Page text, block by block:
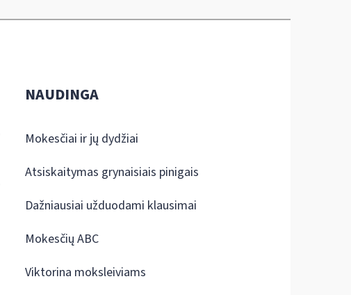
NAUDINGA
Mokesčiai ir jų dydžiai
Atsiskaitymas grynaisiais pinigais
Dažniausiai užduodami klausimai
Mokesčių ABC
Viktorina moksleiviams